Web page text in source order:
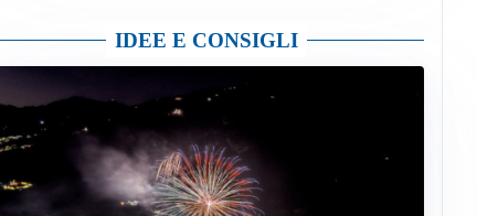
IDEE E CONSIGLI